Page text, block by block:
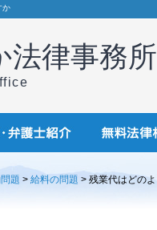
か
法律事務所
題 > 給料の問題 > 残業代はどの